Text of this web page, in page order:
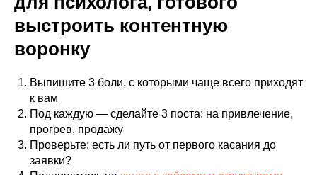
выстроить контентную
воронку
Выпишите 3 боли, с которыми чаще всего приходят
к вам
Под каждую — сделайте 3 поста: на привлечение,
прогрев, продажу
Проверьте: есть ли путь от первого касания до
заявки?